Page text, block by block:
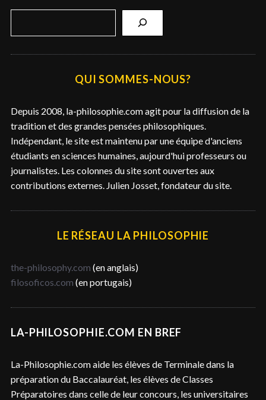
QUI SOMMES-NOUS?
Depuis 2008, la-philosophie.com agit pour la diffusion de la
tradition et des grandes pensées philosophiques.
Indépendant, le site est maintenu par une équipe d'anciens
étudiants en sciences humaines, aujourd'hui professeurs ou
journalistes. Les colonnes du site sont ouvertes aux
contributions externes. Julien Josset, fondateur du site.
LE RÉSEAU LA PHILOSOPHIE
the-philosophy.com (en anglais)
filosoficos.com (en portugais)
LA-PHILOSOPHIE.COM EN BREF
La-Philosophie.com aide les élèves de Terminale dans la
préparation du Baccalauréat, les élèves de Classes
Préparatoires dans celle de leur concours, les universitaires